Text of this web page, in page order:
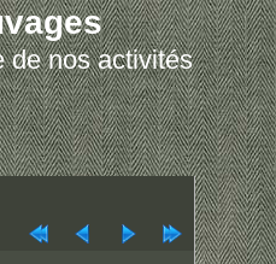
de nos activités